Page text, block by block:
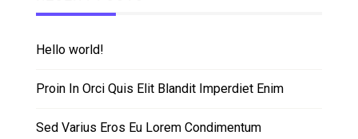
Hello world!
Proin In Orci Quis Elit Blandit Imperdiet Enim
Sed Varius Eros Eu Lorem Condimentum